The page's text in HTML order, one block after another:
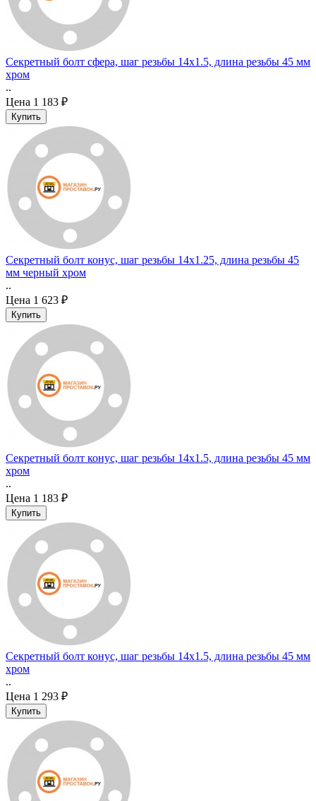
Секретный болт сфера, шаг резьбы 14x1.5, длина резьбы 45 мм
хром
..
Цена 1 183 ₽
Секретный болт конус, шаг резьбы 14x1.25, длина резьбы 45
мм черный хром
..
Цена 1 623 ₽
Секретный болт конус, шаг резьбы 14x1.5, длина резьбы 45 мм
хром
..
Цена 1 183 ₽
Секретный болт конус, шаг резьбы 14x1.5, длина резьбы 45 мм
хром
..
Цена 1 293 ₽